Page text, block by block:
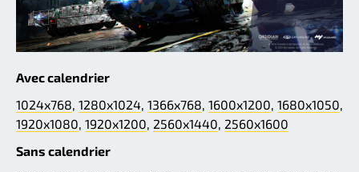
Avec calendrier
1024x768 1280x1024 1366x768 1600x1200 1680x1050
1920x1080 1920x1200 2560x1440 2560x1600
Sans calendrier